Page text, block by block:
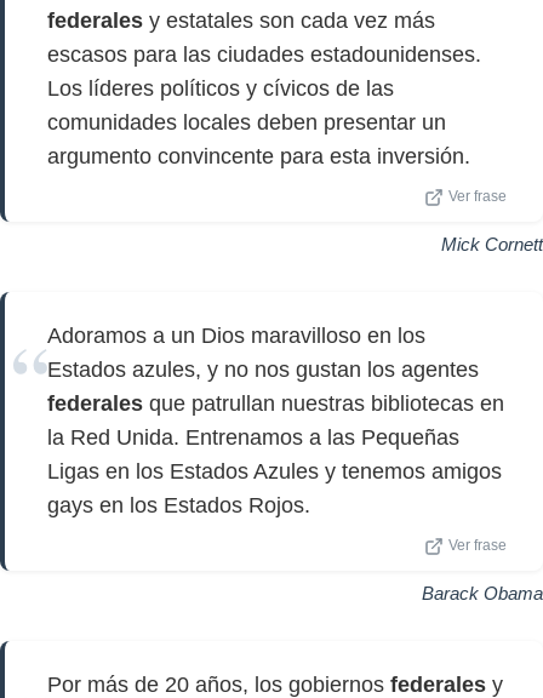
federales y estatales son cada vez más
escasos para las ciudades estadounidenses.
Los líderes políticos y cívicos de las
comunidades locales deben presentar un
argumento convincente para esta inversión.
Ver frase
Mick Cornett
Adoramos a un Dios maravilloso en los
Estados azules, y no nos gustan los agentes
federales que patrullan nuestras bibliotecas en
la Red Unida. Entrenamos a las Pequeñas
Ligas en los Estados Azules y tenemos amigos
gays en los Estados Rojos.
Ver frase
Barack Obama
Por más de 20 años, los gobiernos federales y